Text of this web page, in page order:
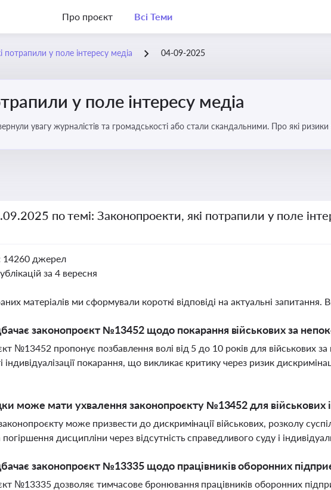
Про проєкт Всі Теми
потрапили у поле інтересу медіа 04-09-2025
у поле інтересу медіа
увагу журналістів та громадськості або стали скандальними. Про які ризики
по темі: Законопроекти, які потрапили у поле
14260 джерел
за 4 вересня
матеріалів ми сформували короткі відповіді на актуальні запитання.
законопроєкт №13452 щодо покарання військових за
№13452 пропонує позбавлення волі від 5 до 10 років для військових
покарання, що викликає критику через ризик
може мати ухвалення законопроєкту №13452 для військових і
може призвести до дискримінації військових, розколу
дисципліни через відсутність справедливого суду і
законопроєкт №13335 щодо працівників оборонних
№13335 дозволяє тимчасове бронювання працівників оборонних